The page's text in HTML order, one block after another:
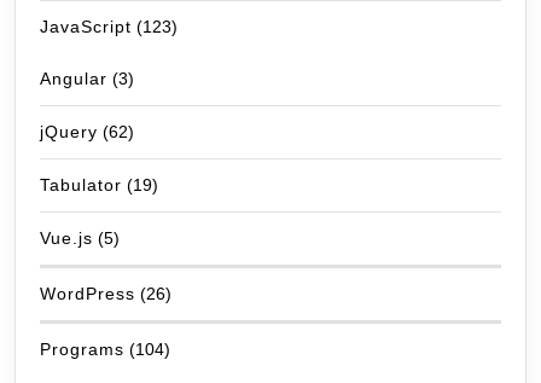
JavaScript (123)
Angular (3)
jQuery (62)
Tabulator (19)
Vue.js (5)
WordPress (26)
Programs (104)